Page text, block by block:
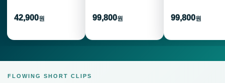
42,900원 99,800원 99,800원
FLOWING SHORT CLIPS